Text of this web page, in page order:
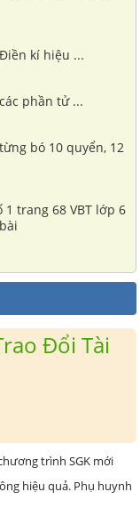
kí hiệu ...
phần tử ...
bó 10 quyển, 12
trang 68 VBT lớp 6
Đổi Tài
trình SGK mới
hiệu quả. Phụ huynh